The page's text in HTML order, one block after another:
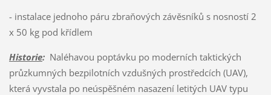
- instalace jednoho páru zbraňových závěsníků s nosností 2
x 50 kg pod křídlem
Historie:Naléhavou poptávku po moderních taktických
průzkumných bezpilotních vzdušných prostředcích (UAV),
která vyvstala po neúspěšném nasazení letitých UAV typu